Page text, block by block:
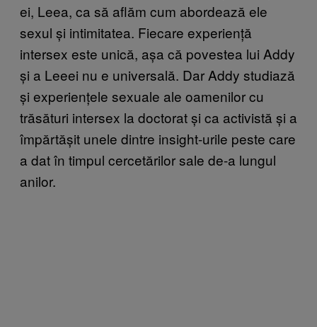
ei, Leea, ca să aflăm cum abordează ele
sexul și intimitatea. Fiecare experiență
intersex este unică, așa că povestea lui Addy
și a Leeei nu e universală. Dar Addy studiază
și experiențele sexuale ale oamenilor cu
trăsături intersex la doctorat și ca activistă și a
împărtășit unele dintre insight-urile peste care
a dat în timpul cercetărilor sale de-a lungul
anilor.